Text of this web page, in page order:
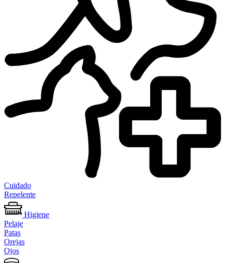
Cuidado
Repelente
Higiene
Pelaje
Patas
Orejas
Ojos